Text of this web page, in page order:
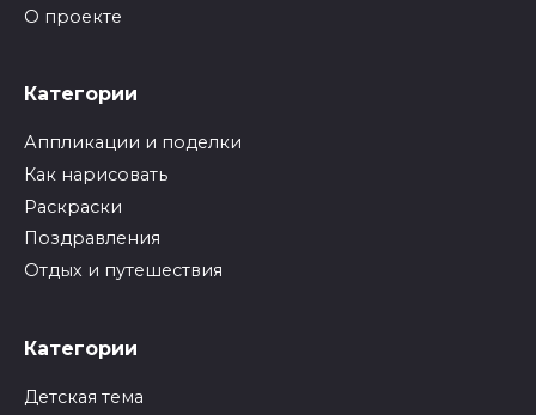
О проекте
Категории
Аппликации и поделки
Как нарисовать
Раскраски
Поздравления
Отдых и путешествия
Категории
Детская тема